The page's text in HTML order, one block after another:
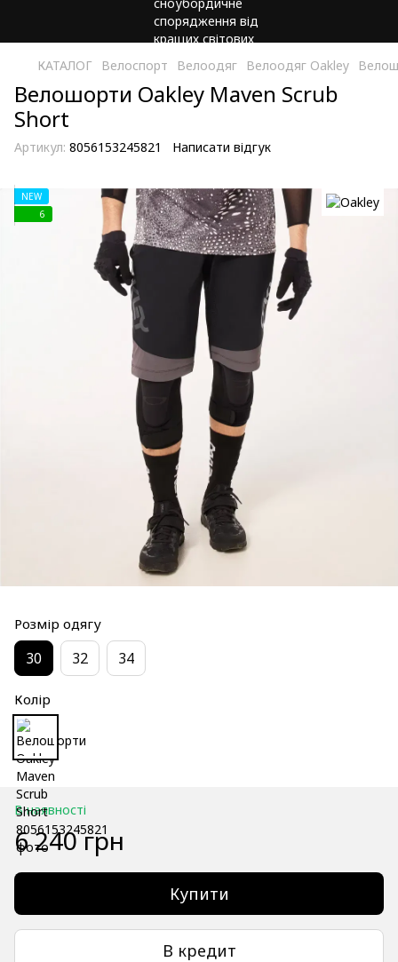
КАТАЛОГ Велоспорт Велоодяг Велоодяг Oakley
Велошорти Oakley Maven Scrub
Short
Артикул: 8056153245821 Написати відгук
NEW
6
Розмір одягу
30 32 34
Колір
В наявності
6 240 грн
Купити
В кредит